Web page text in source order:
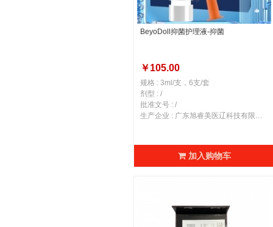
BeyoDoll抑菌护理液-抑菌
￥105.00
规格 : 3ml/支，6支/套
剂型 : /
批准文号 : /
生产企业 : 广东旭睿美医辽科技有限公司
加入购物车